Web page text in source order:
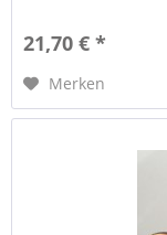
21,70 € *
Merken